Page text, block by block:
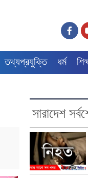
তথ্যপ্রযুক্তি ধর্ম
সারাদেশ